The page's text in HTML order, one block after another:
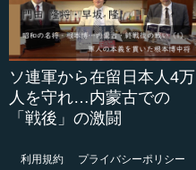
ソ連軍から在留日本人4万
人を守れ…内蒙古での
「戦後」の激闘
利用規約
プライバシーポリシー